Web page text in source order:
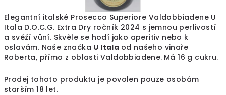
Elegantní italské Prosecco Superiore Valdobbiadene U
Itala D.O.C.G. Extra Dry ročník 2024 s jemnou perlivostí
a svěží vůní. Skvěle se hodí jako aperitiv nebo k
oslavám. Naše značka U Itala od našeho vinaře
Roberta, přímo z oblasti Valdobbiadene. Má 16 g cukru.
Prodej tohoto produktu je povolen pouze osobám
starším 18 let.